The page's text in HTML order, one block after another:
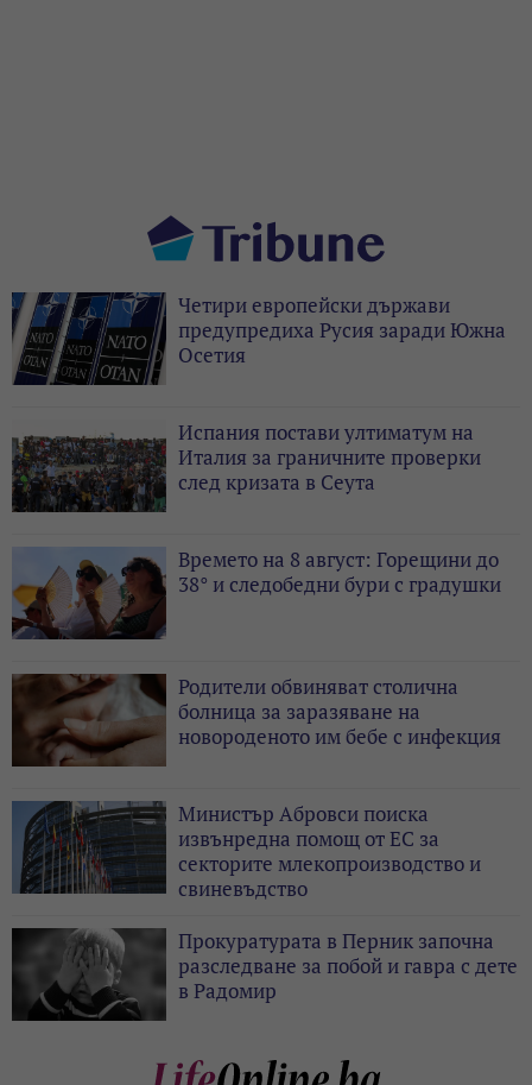
Четири европейски държави
предупредиха Русия заради Южна
Осетия
Испания постави ултиматум на
Италия за граничните проверки
след кризата в Сеута
Времето на 8 август: Горещини до
38° и следобедни бури с градушки
Родители обвиняват столична
болница за заразяване на
новороденото им бебе с инфекция
Министър Абровси поиска
извънредна помощ от ЕС за
секторите млекопроизводство и
свиневъдство
Прокуратурата в Перник започна
разследване за побой и гавра с дете
в Радомир